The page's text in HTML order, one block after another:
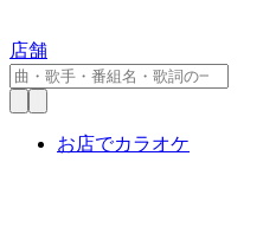
店舗
お店でカラオケ